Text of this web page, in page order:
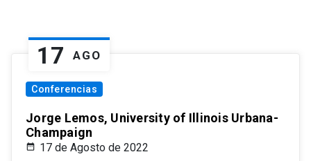
17 AGO
Conferencias
Jorge Lemos, University of Illinois Urbana-
Champaign
17 de Agosto de 2022